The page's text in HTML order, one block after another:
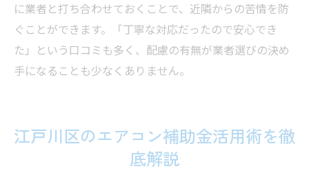
に業者と打ち合わせておくことで、近隣からの苦情を防
ぐことができます。「丁寧な対応だったので安心でき
た」という口コミも多く、配慮の有無が業者選びの決め
手になることも少なくありません。
江戸川区のエアコン補助金活用術を徹
底解説